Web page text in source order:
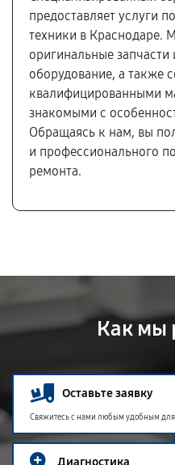
предоставляет услуги
техники в Краснодаре.
оригинальные
оборудование, а также
квалифицированными
знакомыми с
Обращаясь к нам, вы
и профессионального
ремонта.
Как мы
Оставьте заявку
Свяжитесь с нами любым удобным для
Диагностика